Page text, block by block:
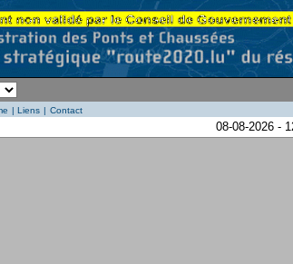
| Liens | Contact
08-08-2026 -